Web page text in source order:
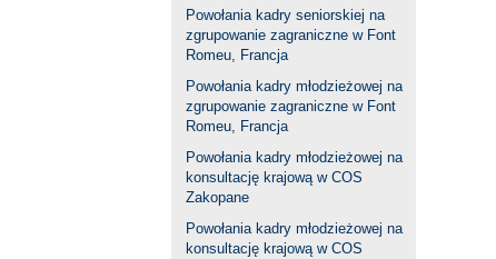
Powołania kadry seniorskiej na
zgrupowanie zagraniczne w Font
Romeu, Francja
Powołania kadry młodzieżowej na
zgrupowanie zagraniczne w Font
Romeu, Francja
Powołania kadry młodzieżowej na
konsultację krajową w COS
Zakopane
Powołania kadry młodzieżowej na
konsultację krajową w COS